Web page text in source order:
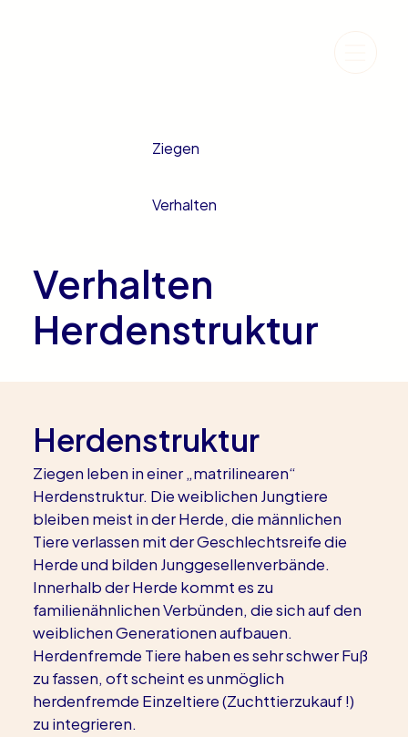
Ziegen
Verhalten
Verhalten
Herdenstruktur
Herdenstruktur
Ziegen leben in einer „matrilinearen“
Herdenstruktur. Die weiblichen Jungtiere
bleiben meist in der Herde, die männlichen
Tiere verlassen mit der Geschlechtsreife die
Herde und bilden Junggesellenverbände.
Innerhalb der Herde kommt es zu
familienähnlichen Verbünden, die sich auf den
weiblichen Generationen aufbauen.
Herdenfremde Tiere haben es sehr schwer Fuß
zu fassen, oft scheint es unmöglich
herdenfremde Einzeltiere (Zuchttierzukauf !)
zu integrieren.